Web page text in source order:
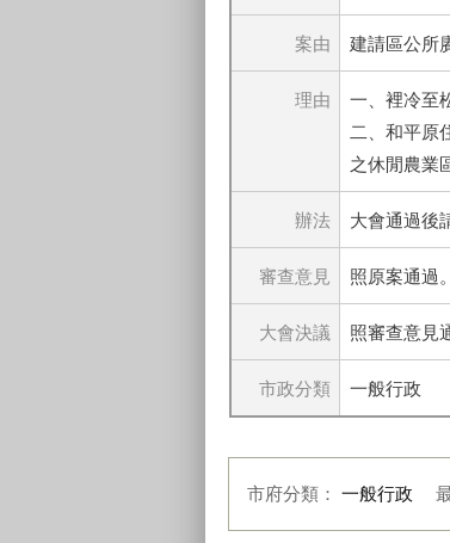
案由 建請區公所
理由
一、裡冷至
二、和平原
之休閒農業
辦法 大會通過後
審查意見 照原案通過。
大會決議 照審查意見
市政分類 一般行政
市府分類： 一般行政